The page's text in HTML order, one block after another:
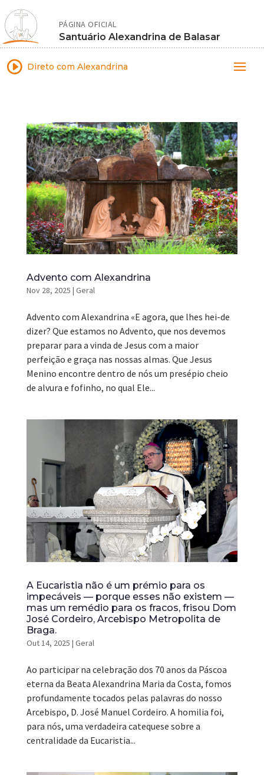
PÁGINA OFICIAL
Santuário Alexandrina de Balasar
I Direto com Alexandrina
Advento com Alexandrina
Nov 28, 2025 | Geral
Advento com Alexandrina «E agora, que lhes hei-de
dizer? Que estamos no Advento, que nos devemos
preparar para a vinda de Jesus com a maior
perfeição e graça nas nossas almas. Que Jesus
Menino encontre dentro de nós um presépio cheio
de alvura e fofinho, no qual Ele...
A Eucaristia não é um prémio para os
impecáveis — porque esses não existem —
mas um remédio para os fracos, frisou Dom
José Cordeiro, Arcebispo Metropolita de
Braga.
Out 14, 2025 | Geral
Ao participar na celebração dos 70 anos da Páscoa
eterna da Beata Alexandrina Maria da Costa, fomos
profundamente tocados pelas palavras do nosso
Arcebispo, D. José Manuel Cordeiro. A homilia foi,
para nós, uma verdadeira catequese sobre a
centralidade da Eucaristia...